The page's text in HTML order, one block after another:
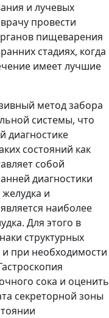
и лучевых
провести
пищеварения
стадиях, когда
имеет лучшие
метод забора
системы, что
диагностике
состояний как
собой
диагностики
и
наиболее
Для этого в
структурных
при необходимости
сока и оценить
секреторной зоны